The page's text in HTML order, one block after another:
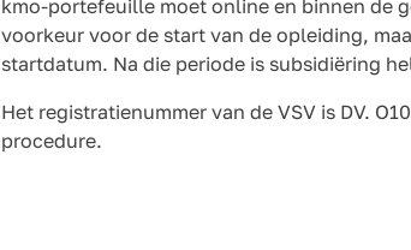
kmo-portefeuille moet online en binnen de
voorkeur voor de start van de opleiding,
startdatum. Na die periode is subsidiëring
Het registratienummer van de VSV is DV.
procedure.